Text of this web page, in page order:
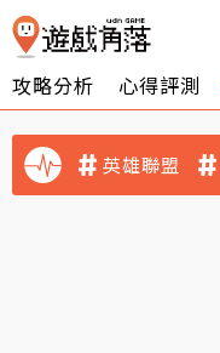
攻略分析 心得評測
英雄聯盟